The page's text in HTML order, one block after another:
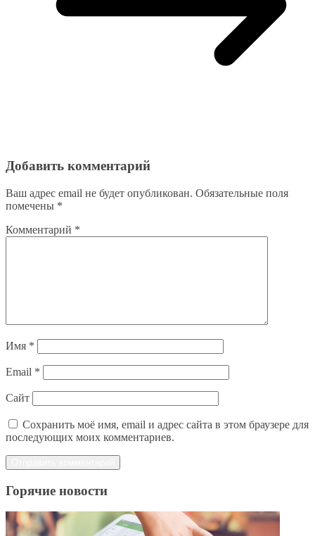
Добавить комментарий
Ваш адрес email не будет опубликован. Обязательные поля
помечены *
Комментарий *
Имя *
Email *
Сайт
Сохранить моё имя, email и адрес сайта в этом браузере для
последующих моих комментариев.
Горячие новости